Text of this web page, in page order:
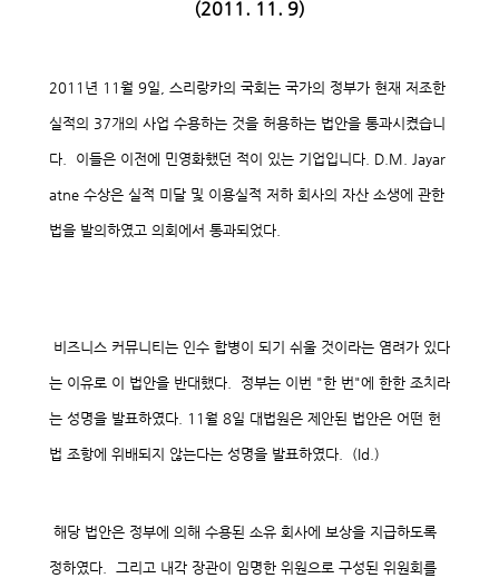
(2011. 11. 9)
2011 년 11 월 9일 스리랑카의 국회는 국가의 정부가 현재 저조한
실적의 37개의 사업 수용하는 것을 허용하는 법안을 통과시켰습니
다 이들은 이전에 민영화했던 적이 있는 기업입니다 . D.M. Jayar
atne 수상은 실적 미달 및 이용실적 저하 회사의 자산 소생에 관한
법을 발의하였고 의회에서 통과되었다
비즈니스 커뮤니티는 인수 합병이 되기 쉬울 것이라는 염려가 있다
는 이유로 이 법안을 반대했다 정부는 이번 "한 번"에 한한 조치라
는 성명을 발표하였다 . 11 월 8일 대법원은 제안된 법안은 어떤 헌
법 조항에 위배되지 않는다는 성명을 발표하였다 (Id.)
해당 법안은 정부에 의해 수용된 소유 회사에 보상을 지급하도록
정하였다 그리고 내각 장관이 임명한 위원으로 구성된 위원회를